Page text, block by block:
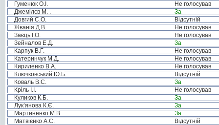
Гуменюк О.І.
Не голосував
Джемілєв М. .
За
Довгий С.О.
Відсутній
Жванія Д.В.
Не голосував
Заєць І.О.
Не голосував
Зейналов Е.Д.
За
Карпук В.Г.
Не голосував
Катеринчук М.Д.
Не голосував
Кириленко В.А.
Не голосував
Ключковський Ю.Б.
Відсутній
Коваль В.С.
За
Кріль І.І.
Не голосував
Куликов К.Б.
За
Лук’янова К.Є.
За
Мартиненко М.В.
За
Матвієнко А.С.
Відсутній